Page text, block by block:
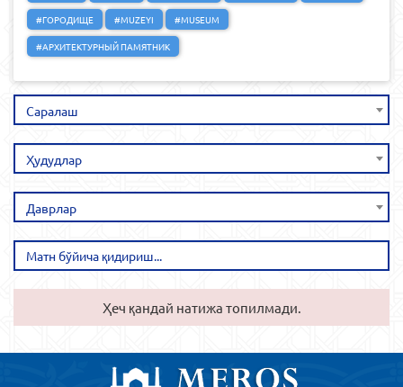
#ГОРОДИЩЕ
#MUZEYI
#MUSEUM
#АРХИТЕКТУРНЫЙ ПАМЯТНИК
Саралаш
Ҳудудлар
Даврлар
Ҳеч қандай натижа топилмади.